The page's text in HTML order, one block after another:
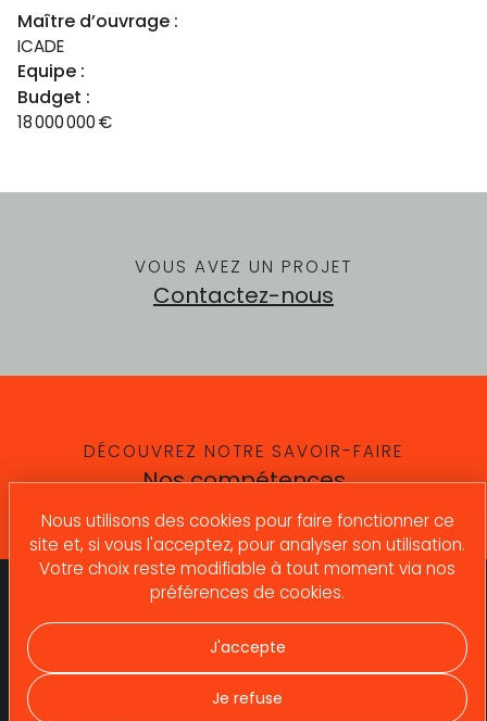
Nous utilisons des cookies pour faire fonctionner ce
site et, si vous l'acceptez, pour analyser son utilisation.
Votre choix reste modifiable à tout moment via nos
préférences de cookies.
J'accepte
Je refuse
Maître d’ouvrage :
ICADE
Equipe :
Budget :
18 000 000€
VOUS AVEZ UN PROJET
Contactez-nous
DÉCOUVREZ NOTRE SAVOIR-FAIRE
Nos compétences
Qui sommes-nous ?
Expertises
Références
Recrutement
Actualités
Contactez-nous !
Contactez-nous !